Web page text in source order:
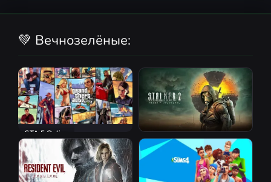
💚 Вечнозелёные:
GTA 5 Online
S.T.A.L.K.E.R. 2: Heart of
Chornobyl